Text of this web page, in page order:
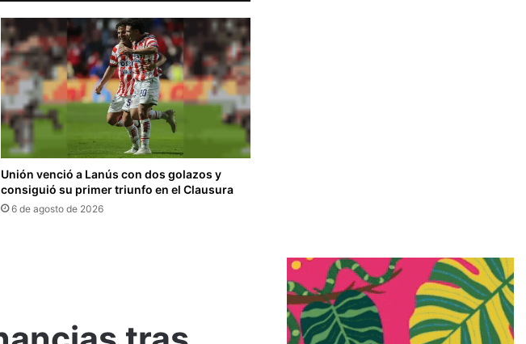
Unión venció a Lanús con dos golazos y
consiguió su primer triunfo en el Clausura
6 de agosto de 2026